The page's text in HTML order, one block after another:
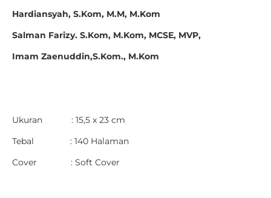
Hardiansyah, S.Kom, M.M, M.Kom
Salman Farizy. S.Kom, M.Kom, MCSE, MVP,
Imam Zaenuddin,S.Kom., M.Kom
Ukuran : 15,5 x 23 cm
Tebal : 140 Halaman
Cover : Soft Cover